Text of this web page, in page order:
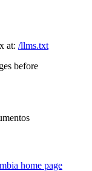
at: /llms.txt
before
home page